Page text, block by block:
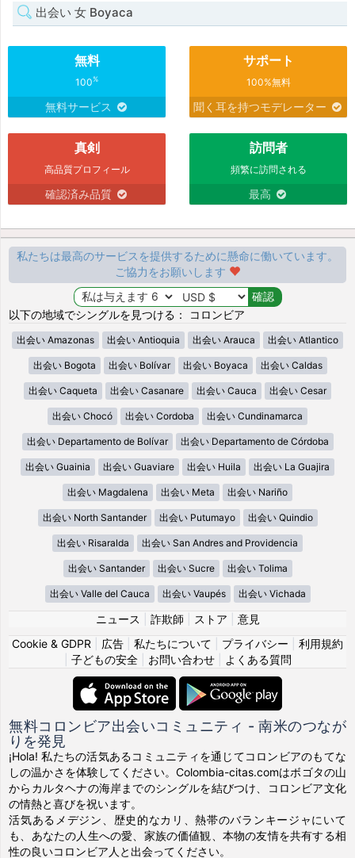
出会い 女 Boyaca
無料
100%
無料サービス
サポート
100%無料
聞く耳を持つモデレーター
真剣
高品質プロフィール
確認済み品質
訪問者
頻繁に訪問される
最高
私たちは最高のサービスを提供するために懸命に働いています。
ご協力をお願いします
以下の地域でシングルを見つける： コロンビア
出会い Amazonas 出会い Antioquia 出会い Arauca 出会い Atlantico
出会い Bogota 出会い Bolívar 出会い Boyaca 出会い Caldas
出会い Caqueta 出会い Casanare 出会い Cauca 出会い Cesar
出会い Chocó 出会い Cordoba 出会い Cundinamarca
出会い Departamento de Bolívar 出会い Departamento de Córdoba
出会い Guainia 出会い Guaviare 出会い Huila 出会い La Guajira
出会い Magdalena 出会い Meta 出会い Nariño
出会い North Santander 出会い Putumayo 出会い Quindio
出会い Risaralda 出会い San Andres and Providencia
出会い Santander 出会い Sucre 出会い Tolima
出会い Valle del Cauca 出会い Vaupés 出会い Vichada
ニュース 詐欺師 ストア
意見
Cookie & GDPR
広告 私たちについて プライバシー
利用規約
子どもの安全| お問い合わせ| よくある質問
無料コロンビア出会いコミュニティ - 南米のつなが
りを発見
¡Hola! 私たちの活気あるコミュニティを通じてコロンビアのもてな
しの温かさを体験してください。Colombia-citas.comはボゴタの山
からカルタヘナの海岸までのシングルを結びつけ、コロンビア文化
の情熱と喜びを祝います。
活気あるメデジン、歴史的なカリ、熱帯のバランキージャにいて
も、あなたの人生への愛、家族の価値観、本物の友情を共有する相
性の良いコロンビア人と出会ってください。